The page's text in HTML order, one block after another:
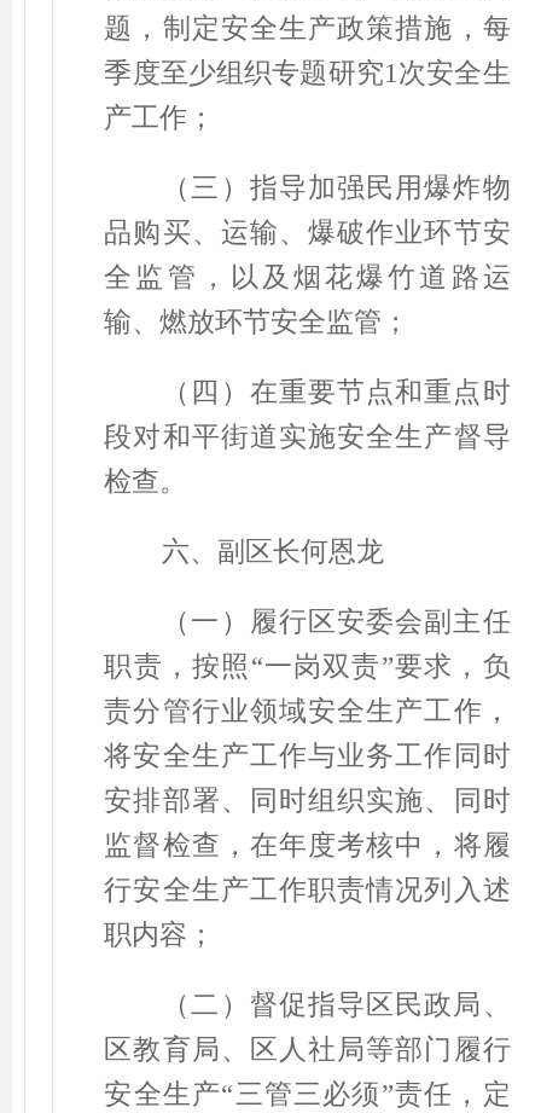
题，制定安全生产政策措施，每
季度至少组织专题研究1 次安全生
产工作；
（三）指导加强民用爆炸物
品购买、运输、爆破作业环节安
全监管，以及烟花爆竹道路运
输、燃放环节安全监管；
（四）在重要节点和重点时
段对和平街道实施安全生产督导
检查。
六、副区长何恩龙
（一）履行区安委会副主任
职责，按照 “一岗双责”要求，负
责分管行业领域安全生产工作，
将安全生产工作与业务工作同时
安排部署、同时组织实施、同时
监督检查，在年度考核中，将履
行安全生产工作职责情况列入述
职内容；
（二）督促指导区民政局、
区教育局、区人社局等部门履行
安全生产“三管三必须”责任，定